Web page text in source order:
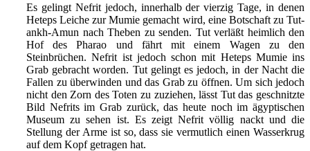
Es gelingt Nefrit jedoch, innerhalb der vierzig Tage, in denen
Heteps Leiche zur Mumie gemacht wird, eine Botschaft zu Tut-
ankh-Amun nach Theben zu senden. Tut verläßt heimlich den
Hof des Pharao und fährt mit einem Wagen zu den
Steinbrüchen. Nefrit ist jedoch schon mit Heteps Mumie ins
Grab gebracht worden. Tut gelingt es jedoch, in der Nacht die
Fallen zu überwinden und das Grab zu öffnen. Um sich jedoch
nicht den Zorn des Toten zu zuziehen, lässt Tut das geschnitzte
Bild Nefrits im Grab zurück, das heute noch im ägyptischen
Museum zu sehen ist. Es zeigt Nefrit völlig nackt und die
Stellung der Arme ist so, dass sie vermutlich einen Wasserkrug
auf dem Kopf getragen hat.